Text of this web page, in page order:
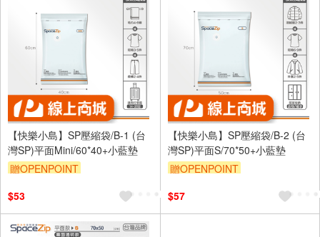
【快樂小島】SP壓縮袋/B-1 (台
灣SP)平面Mini/60*40+小藍墊
贈OPENPOINT
$53
【快樂小島】SP壓縮袋/B-2 (台
灣SP)平面S/70*50+小藍墊
贈OPENPOINT
$57